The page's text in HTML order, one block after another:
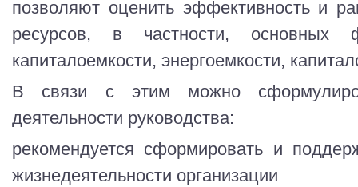
позволяют оценить эффективность и
ресурсов, в частности, основных
капиталоемкости, энергоемкости,
В связи с этим можно
деятельности руководства:
рекомендуется сформировать и
жизнедеятельности организации